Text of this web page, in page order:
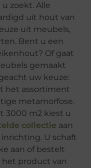
zoekt. Alle
uit hout van
uit meubels,
Bent u een
Of gaat
gemaakt
uw keuze:
het assortiment
metamorfose.
3000 m2 kiest u
collectie aan
U schaft
aan of bestelt
het product van